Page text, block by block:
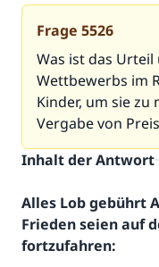
Frage 5526
Was ist das
Wettbewerbs im
Kinder, um sie
Vergabe von
Inhalt der Antwort
Alles Lob gebührt
Frieden seien auf
fortzufahren: